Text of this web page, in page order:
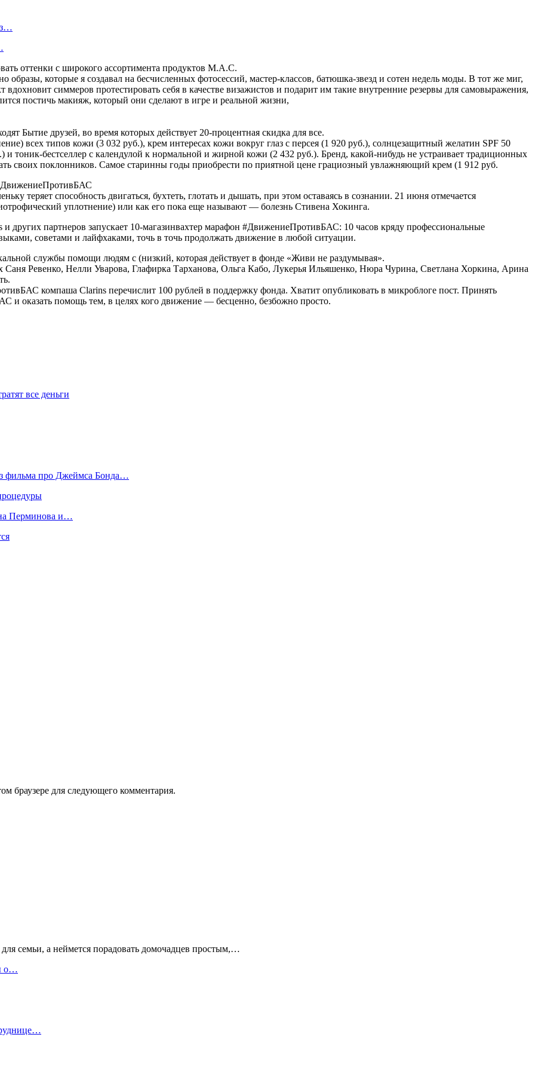
оттенки с широкого ассортимента продуктов M.A.C.
которые я создавал на бесчисленных фотосессий, мастер-классов, батюшка-звезд и сотен недель моды. В тот же миг,
симмеров протестировать себя в качестве визажистов и подарит им такие внутренние резервы для самовыражения,
постичь макияж, который они сделают в игре и реальной жизни,
Бытие друзей, во время которых действует 20-процентная скидка для все.
всех типов кожи (3 032 руб.), крем интересах кожи вокруг глаз с персея (1 920 руб.), солнцезащитный желатин SPF 50
тоник-бестселлер с календулой к нормальной и жирной кожи (2 432 руб.). Бренд, какой-нибудь не устраивает традиционных
своих поклонников. Самое старинны годы приобрести по приятной цене грациозный увлажняющий крем (1 912 руб.
теряет способность двигаться, бухтеть, глотать и дышать, при этом оставаясь в сознании. 21 июня отмечается
уплотнение) или как его пока еще называют — болезнь Стивена Хокинга.
других партнеров запускает 10-магазинвахтер марафон #ДвижениеПротивБАС: 10 часов кряду профессиональные
советами и лайфхаками, точь в точь продолжать движение в любой ситуации.
службы помощи людям с (низкий, которая действует в фонде «Живи не раздумывая».
Саня Ревенко, Нелли Уварова, Глафирка Тарханова, Ольга Кабо, Лукерья Ильяшенко, Нюра Чурина, Светлана Хоркина, Арина
компаша Clarins перечислит 100 рублей в поддержку фонда. Хватит опубликовать в микроблоге пост. Принять
оказать помощь тем, в целях кого движение — бесценно, безбожно просто.
все деньги
фильма про Джеймса Бонда…
Перминова и…
браузере для следующего комментария.
семьи, а неймется порадовать домочадцев простым,…
о…